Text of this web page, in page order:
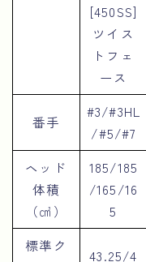
[450SS]
ツイス
トフェ
ース
番手
#3/#3HL
/#5/#7
ヘッド
体積
（㎤）
185/185
/165/16
5
標準ク
43.25/4